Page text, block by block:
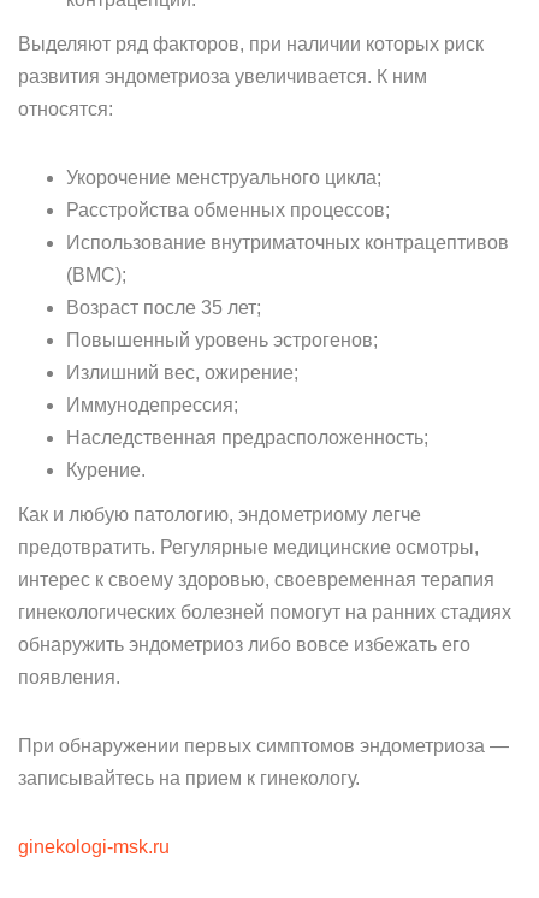
Выделяют ряд факторов, при наличии которых риск
развития эндометриоза увеличивается. К ним
относятся:
Укорочение менструального цикла;
Расстройства обменных процессов;
Использование внутриматочных контрацептивов
(ВМС);
Возраст после 35 лет;
Повышенный уровень эстрогенов;
Излишний вес, ожирение;
Иммунодепрессия;
Наследственная предрасположенность;
Курение.
Как и любую патологию, эндометриому легче
предотвратить. Регулярные медицинские осмотры,
интерес к своему здоровью, своевременная терапия
гинекологических болезней помогут на ранних стадиях
обнаружить эндометриоз либо вовсе избежать его
появления.
При обнаружении первых симптомов эндометриоза —
записывайтесь на прием к гинекологу.
ginekologi-msk.ru